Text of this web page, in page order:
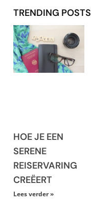
TRENDING POSTS
HOE JE EEN
SERENE
REISERVARING
CREËERT
Lees verder »